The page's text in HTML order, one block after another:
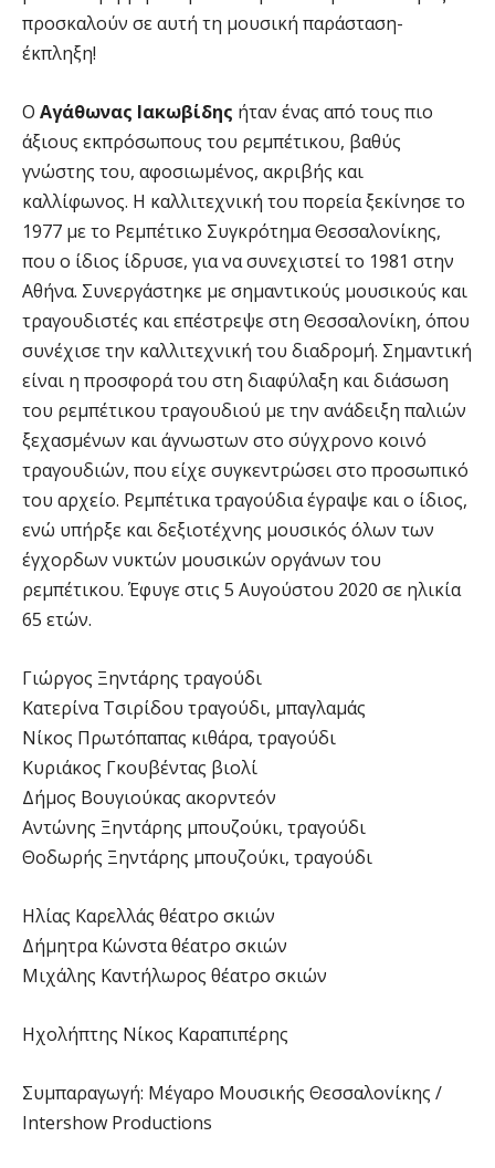
προσκαλούν σε αυτή τη μουσική παράσταση-
έκπληξη!
Ο Αγάθωνας Ιακωβίδης ήταν ένας από τους πιο
άξιους εκπρόσωπους του ρεμπέτικου, βαθύς
γνώστης του, αφοσιωμένος, ακριβής και
καλλίφωνος. Η καλλιτεχνική του πορεία ξεκίνησε το
1977 με το Ρεμπέτικο Συγκρότημα Θεσσαλονίκης,
που ο ίδιος ίδρυσε, για να συνεχιστεί το 1981 στην
Αθήνα. Συνεργάστηκε με σημαντικούς μουσικούς και
τραγουδιστές και επέστρεψε στη Θεσσαλονίκη, όπου
συνέχισε την καλλιτεχνική του διαδρομή. Σημαντική
είναι η προσφορά του στη διαφύλαξη και διάσωση
του ρεμπέτικου τραγουδιού με την ανάδειξη παλιών
ξεχασμένων και άγνωστων στο σύγχρονο κοινό
τραγουδιών, που είχε συγκεντρώσει στο προσωπικό
του αρχείο. Ρεμπέτικα τραγούδια έγραψε και ο ίδιος,
ενώ υπήρξε και δεξιοτέχνης μουσικός όλων των
έγχορδων νυκτών μουσικών οργάνων του
ρεμπέτικου. Έφυγε στις 5 Αυγούστου 2020 σε ηλικία
65 ετών.
Γιώργος Ξηντάρης τραγούδι
Κατερίνα Τσιρίδου τραγούδι, μπαγλαμάς
Νίκος Πρωτόπαπας κιθάρα, τραγούδι
Κυριάκος Γκουβέντας βιολί
Δήμος Βουγιούκας ακορντεόν
Αντώνης Ξηντάρης μπουζούκι, τραγούδι
Θοδωρής Ξηντάρης μπουζούκι, τραγούδι
Ηλίας Καρελλάς θέατρο σκιών
Δήμητρα Κώνστα θέατρο σκιών
Μιχάλης Καντήλωρος θέατρο σκιών
Ηχολήπτης Νίκος Καραπιπέρης
Συμπαραγωγή: Μέγαρο Μουσικής Θεσσαλονίκης /
Intershow Productions